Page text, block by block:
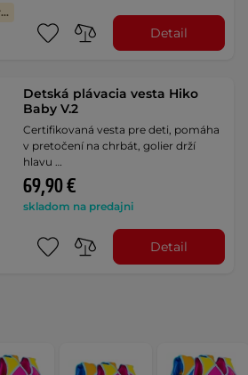
Výmena veľkosti zadarmo
Detail
Detská plávacia vesta Hiko
Baby V.2
Certifikovaná vesta pre deti, pomáha
v pretočení na chrbát, golier drží
hlavu …
69,90 €
skladom na predajni
Detail